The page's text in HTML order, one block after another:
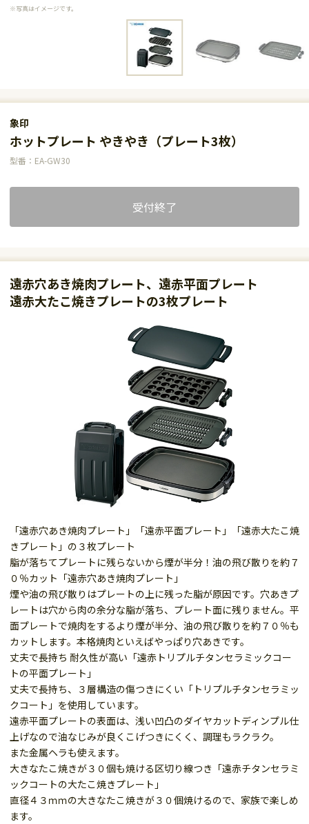
※写真はイメージです。
象印
ホットプレート やきやき（プレート3枚）
型番：EA-GW30
受付終了
遠赤穴あき焼肉プレート、遠赤平面プレート
遠赤大たこ焼きプレートの3枚プレート
「遠赤穴あき焼肉プレート」「遠赤平面プレート」「遠赤大たこ焼
きプレート」の３枚プレート
脂が落ちてプレートに残らないから煙が半分！油の飛び散りを約７
０％カット「遠赤穴あき焼肉プレート」
煙や油の飛び散りはプレートの上に残った脂が原因です。穴あきプ
レートは穴から肉の余分な脂が落ち、プレート面に残りません。平
面プレートで焼肉をするより煙が半分、油の飛び散りを約７０％も
カットします。本格焼肉といえばやっぱり穴あきです。
丈夫で長持ち 耐久性が高い「遠赤トリプルチタンセラミックコー
トの平面プレート」
丈夫で長持ち、３層構造の傷つきにくい「トリプルチタンセラミッ
クコート」を使用しています。
遠赤平面プレートの表面は、浅い凹凸のダイヤカットディンプル仕
上げなので油なじみが良くこげつきにくく、調理もラクラク。
また金属ヘラも使えます。
大きなたこ焼きが３０個も焼ける区切り線つき「遠赤チタンセラミ
ックコートの大たこ焼きプレート」
直径４３ｍｍの大きなたこ焼きが３０個焼けるので、家族で楽しめ
ます。